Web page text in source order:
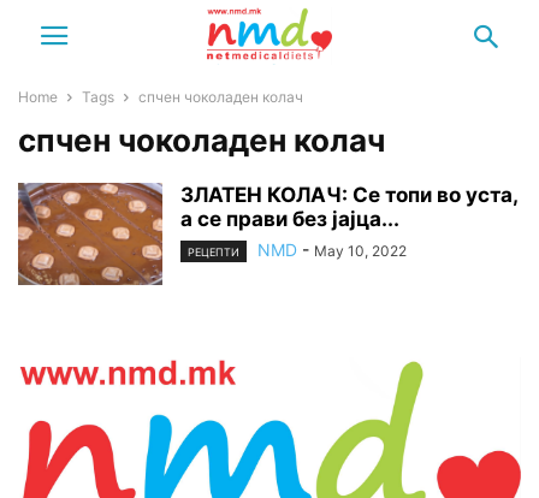
Home Tags спчен чоколаден колач
спчен чоколаден колач
ЗЛАТЕН КОЛАЧ: Се топи во уста,
а се прави без јајца...
РЕЦЕПТИ NMD - May 10, 2022